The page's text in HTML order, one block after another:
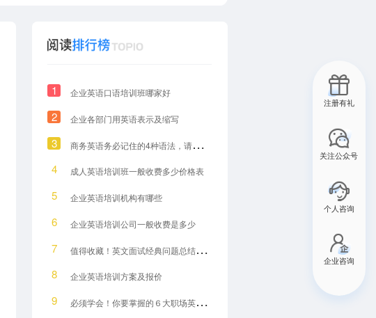
1 企业英语口语培训班哪家好
2 企业各部门用英语表示及缩写
3 商务英语务必记住的4种语法，请熟读并背诵
4 成人英语培训班一般收费多少价格表
5 企业英语培训机构有哪些
6 企业英语培训公司一般收费是多少
7 值得收藏！英文面试经典问题总结来了！
8 企业英语培训方案及报价
9 必须学会！你要掌握的６大职场英文会话！
注册有礼
关注公众号
个人咨询
企业咨询